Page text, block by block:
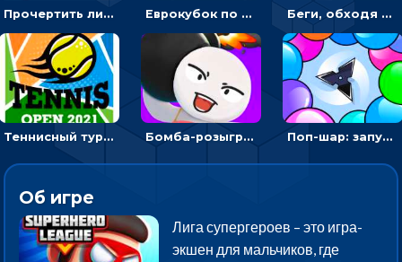
Прочертить линию, чтобы проехать на скейте, через преграды к финишу - для мальчиков Еврокубок по футболу 2021 в 3D: пасуй мяч и бей по воротам соперника Беги, обходя соперников и собирай бонусы - американский футбол
Теннисный турнир: подавать или отбивать шарик ракеткой Бомба-розыгрыш: передавай и беги – 3D гиперказуалка Поп-шар: запускать колючку, чтобы лопать воздушные шарики
Об игре
Лига супергероев – это игра-
экшен для мальчиков, где